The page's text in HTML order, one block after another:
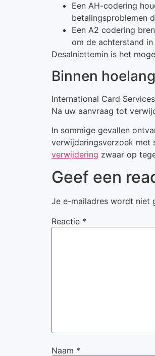
Een AH-codering
betalingsproblemen
Een A2 codering
om de achterstand
Desalniettemin is het
Binnen
International Card
Na uw aanvraag tot
In sommige gevallen
verwijderingsverzoek met
verwijdering zwaar op
Geef een
Je e-mailadres wordt niet
Reactie *
Naam *